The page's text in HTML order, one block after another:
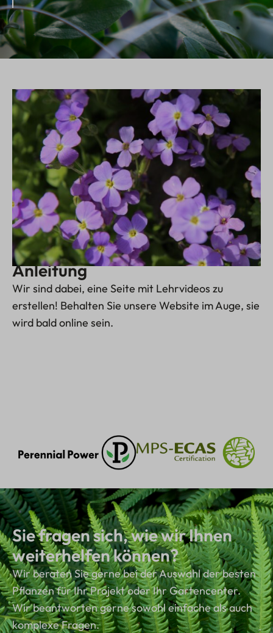
Anleitung
Wir sind dabei, eine Seite mit Lehrvideos zu
erstellen! Behalten Sie unsere Website im Auge, sie
wird bald online sein.
Sie fragen sich, wie wir Ihnen
weiterhelfen können?
Wir beraten Sie gerne bei der Auswahl der besten
Pflanzen für Ihr Projekt oder Ihr Gartencenter.
Wir beantworten gerne sowohl einfache als auch
komplexe Fragen.